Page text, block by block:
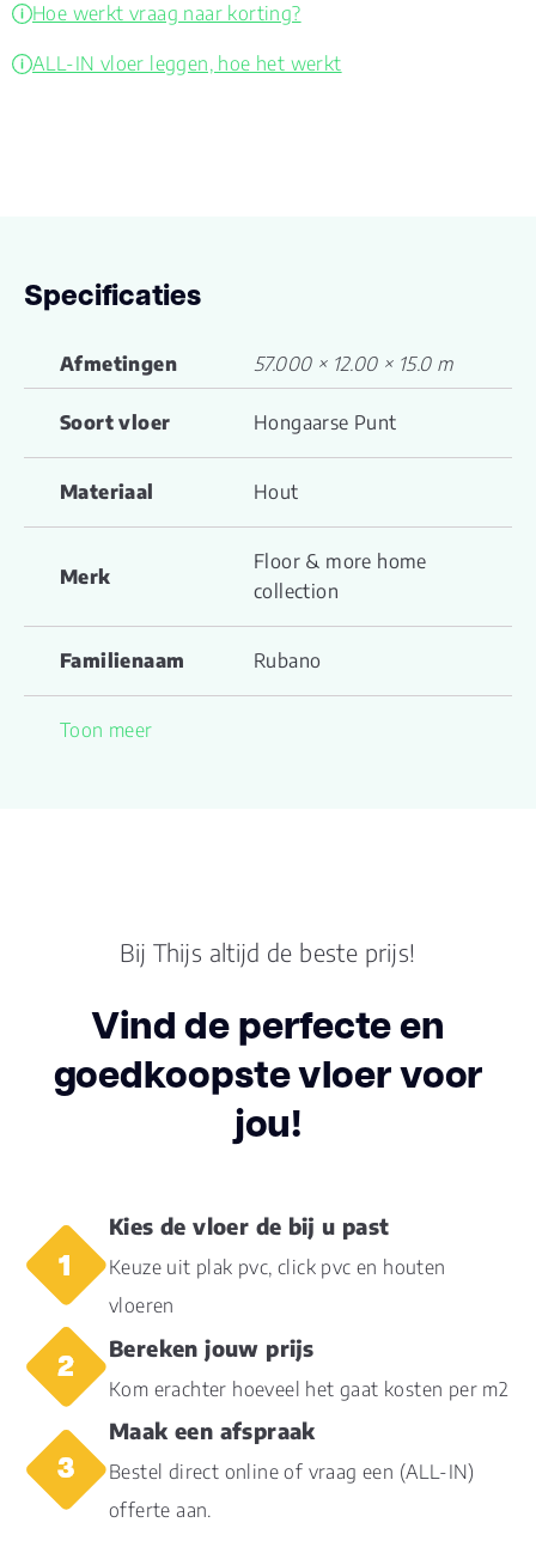
Hoe werkt vraag naar korting?
ALL-IN vloer leggen, hoe het werkt
Specificaties
Afmetingen 57.000 × 12.00 × 15.0 m
Soort vloer Hongaarse Punt
Materiaal Hout
Merk
Floor & more home
collection
Familienaam Rubano
Productgroep
Dikte plank (mm) 15.0
Toon meer
Bij Thijs altijd de beste prijs!
Vind de perfecte en
goedkoopste vloer voor
jou!
Kies de vloer de bij u past
Keuze uit plak pvc, click pvc en houten
vloeren
Bereken jouw prijs
Kom erachter hoeveel het gaat kosten per m2
Maak een afspraak
Bestel direct online of vraag een (ALL-IN)
offerte aan.